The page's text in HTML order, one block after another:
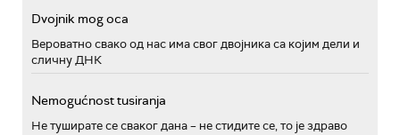
Dvojnik mog oca
Вероватно свако од нас има свог двојника са којим дели и
сличну ДНК
Nemogućnost tusiranja
Не туширате се сваког дана – не стидите се, то је здраво